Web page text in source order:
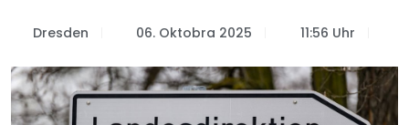
Dresden 06. Oktobra 2025 11:56 Uhr